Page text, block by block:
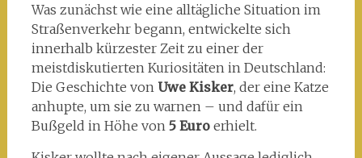
Was zunächst wie eine alltägliche Situation im
Straßenverkehr begann, entwickelte sich
innerhalb kürzester Zeit zu einer der
meistdiskutierten Kuriositäten in Deutschland:
Die Geschichte von Uwe Kisker, der eine Katze
anhupte, um sie zu warnen – und dafür ein
Bußgeld in Höhe von 5 Euroerhielt.